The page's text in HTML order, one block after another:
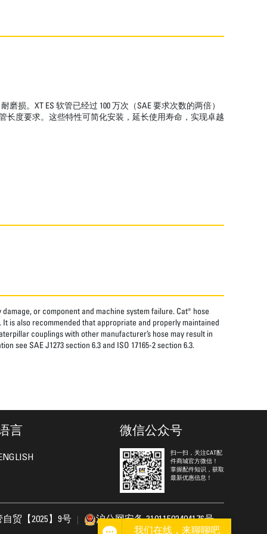
。XT ES 软管已经过 100 万次（SAE 要求次数的两倍）
长度要求。这些特性可简化安装，延长使用寿命，实现卓越
or component and machine system failure. Cat® hose
is also recommended that appropriate and properly maintained
couplings with other manufacturer’s hose may result in
see SAE J1273 section 6.3 and ISO 17165-2 section 6.3.
言 微信公众号
扫一扫，关注CAT配
件商城官方微信！
掌握配件知识，获取
最新优惠信息！
贸【2025】9号 沪公网安备 31011502404176号